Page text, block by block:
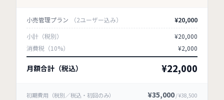
小売管理プラン （2ユーザー込み） ¥20,000
小計（税別）
¥20,000
消費税（10%）
¥2,000
月額合計（税込） ¥22,000
初期費用（税別／税込・初回のみ） ¥35,000 / ¥38,500